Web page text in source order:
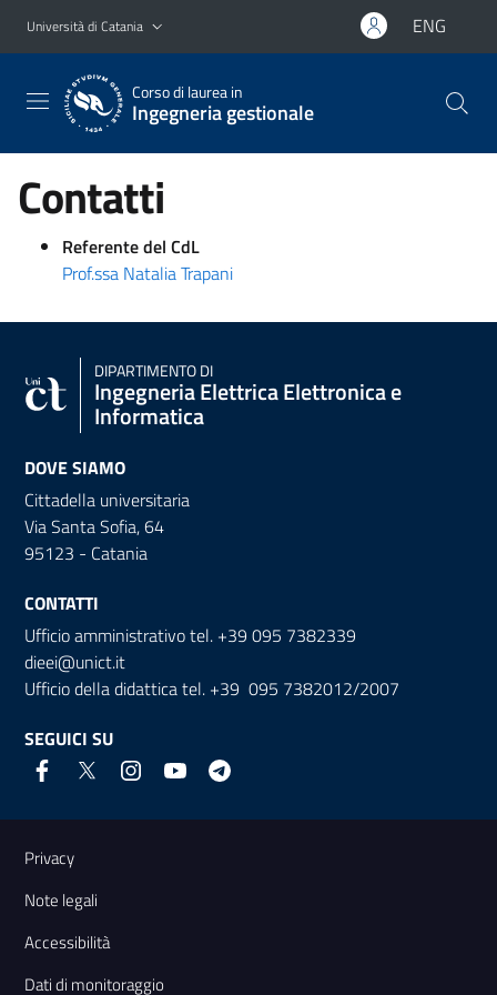
Vai al contenuto principale
Vai al menu di navigazione
Università di Catania ENG
Corso di laurea in
Ingegneria gestionale
Contatti
Referente del CdL
Prof.ssa Natalia Trapani
DIPARTIMENTO DI
Ingegneria Elettrica Elettronica e
Informatica
DOVE SIAMO
Cittadella universitaria
Via Santa Sofia, 64
95123 - Catania
CONTATTI
Ufficio amministrativo tel. +39 095 7382339
dieei@unict.it
Ufficio della didattica tel. +39 095 7382012/2007
SEGUICI SU
Link e informazioni utili
Privacy
Note legali
Accessibilità
Dati di monitoraggio